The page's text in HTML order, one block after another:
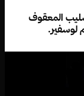
المعقوف
لوسفير.